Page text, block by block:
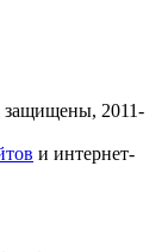
2011-
и интернет-